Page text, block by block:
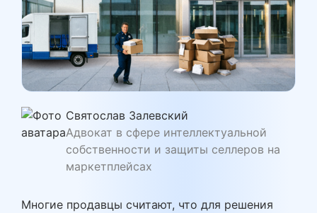
Святослав Залевский
Адвокат в сфере интеллектуальной
собственности и защиты селлеров на
маркетплейсах
Многие продавцы считают, что для решения